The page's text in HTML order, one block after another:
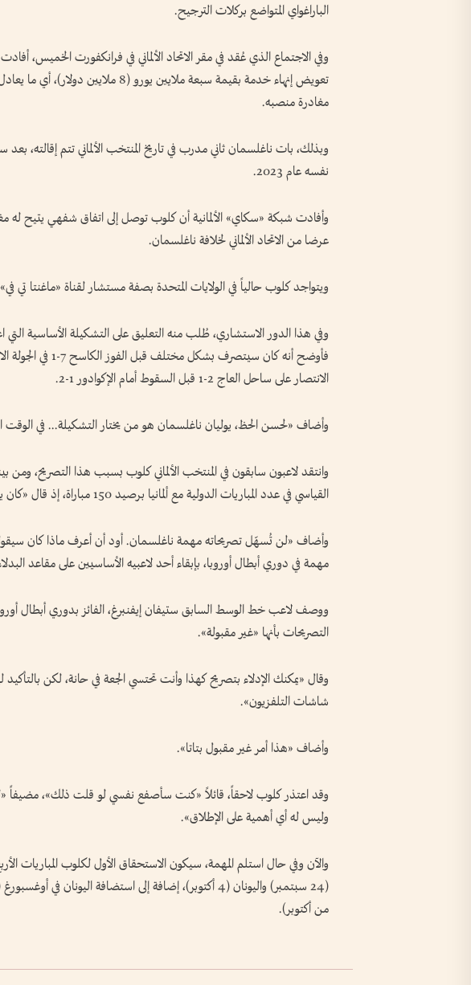
الباراغواي المتواضع بركلات الترجيح.
وفي الاجتماع الذي عُقد في مقر الاتحاد الألماني في فرانكفورت الخميس،
تعويض إنهاء خدمة بقيمة سبعة ملايين يورو
مغادرة منصبه.
وبذلك، بات ناغلسمان ثاني مدرب في تاريخ المنتخب الألماني تتم إقالته،
نفسه عام 2023.
وأفادت شبكة «سكاي» الألمانية أن كلوب توصل إلى اتفاق شفهي يتيح له
عرضا من الاتحاد الألماني لخلافة ناغلسمان.
ويتواجد كلوب حالياً في الولايات المتحدة بصفة مستشار لقناة «ماغنتا تي في» الناقلة لكأس
وفي هذا الدور الاستشاري، طُلب منه التعليق على التشكيلة الأساسية التي
فأوضح أنه كان
الانتصار على ساحل العاج 2-1 قبل السقوط أمام الإكوادور 1-2.
وأضاف «لحسن الحظ، يوليان ناغلسمان هو من يختار التشكيلة... في الوقت
وانتقد لاعبون سابقون في المنتخب الألماني كلوب بسبب هذا التصريح،
القياسي في عدد المباريات الدولية مع ألمانيا برصيد 150 مباراة، إذ قال «كان ينبغي على يورغن أن يكون أكثر وعياً».
وأضاف «لن تُسهّل تصريحاته مهمة ناغلسمان. أود أن أعرف ماذا كان
مهمة في دوري أبطال أوروبا، بإبقاء أحد لاعبيه الأساسيين على مقاعد
التصريحات بأنها «غير مقبولة».
وقال «يمكنك الإدلاء بتصريح كهذا وأنت تحتسي الجعة في حانة، لكن
شاشات التلفزيون».
وأضاف «هذا أمر غير مقبول بتاتا».
وقد اعتذر كلوب لاحقاً، قائلاً «كنت سأصفع نفسي لو قلت ذلك»،
وليس له أي أهمية على الإطلاق».
والآن وفي حال استلم المهمة، سيكون الاستحقاق الأول لكلوب المباريات
من أكتوبر).